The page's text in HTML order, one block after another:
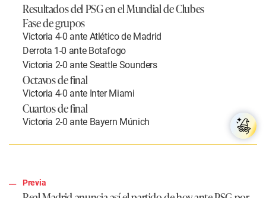
Resultados del PSG en el Mundial de Clubes
Fase de grupos
Victoria 4-0 ante Atlético de Madrid
Derrota 1-0 ante Botafogo
Victoria 2-0 ante Seattle Sounders
Octavos de final
Victoria 4-0 ante Inter Miami
Cuartos de final
Victoria 2-0 ante Bayern Múnich
Previa